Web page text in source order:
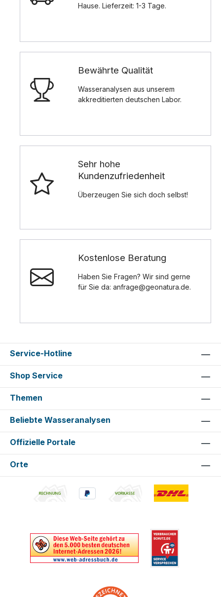
Hause. Lieferzeit: 1-3 Tage.
Bewährte Qualität
Wasseranalysen aus unserem
akkreditierten deutschen Labor.
Sehr hohe
Kundenzufriedenheit
Überzeugen Sie sich doch selbst!
Kostenlose Beratung
Haben Sie Fragen? Wir sind gerne
für Sie da: anfrage@geonatura.de.
Service-Hotline
Shop Service
Themen
Beliebte Wasseranalysen
Offizielle Portale
Orte